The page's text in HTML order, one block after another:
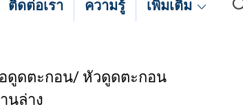
ติดต่อเรา ความรู้ เพิ่มเติม
ดูดตะกอน/ หัวดูดตะกอน
นล่าง